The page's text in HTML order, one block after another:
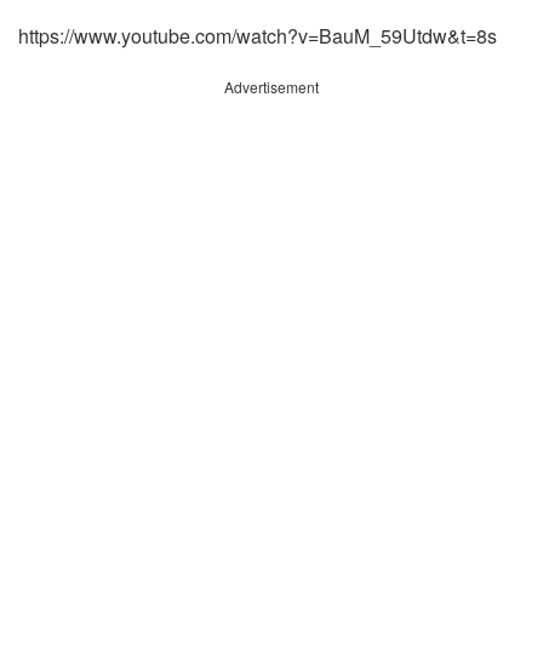
https://www.youtube.com/watch?v=BauM_59Utdw&t=8s
Advertisement